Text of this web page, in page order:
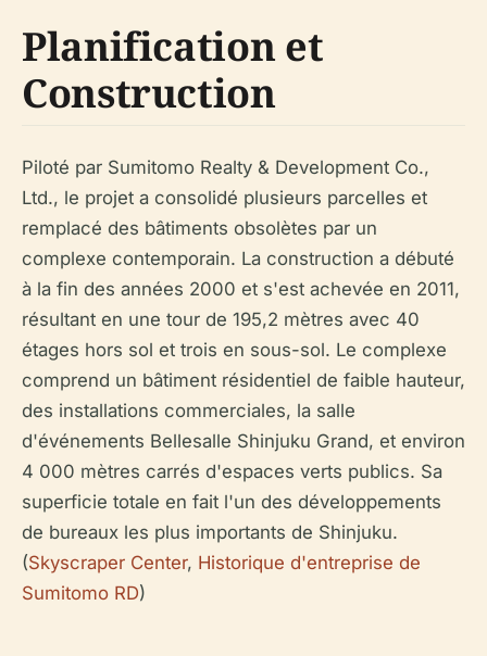
Planification et
Construction
Piloté par Sumitomo Realty & Development Co.,
Ltd., le projet a consolidé plusieurs parcelles et
remplacé des bâtiments obsolètes par un
complexe contemporain. La construction a débuté
à la fin des années 2000 et s'est achevée en 2011,
résultant en une tour de 195,2 mètres avec 40
étages hors sol et trois en sous-sol. Le complexe
comprend un bâtiment résidentiel de faible hauteur,
des installations commerciales, la salle
d'événements Bellesalle Shinjuku Grand, et environ
4 000 mètres carrés d'espaces verts publics. Sa
superficie totale en fait l'un des développements
de bureaux les plus importants de Shinjuku.
(Skyscraper Center, Historique d'entreprise de
Sumitomo RD)